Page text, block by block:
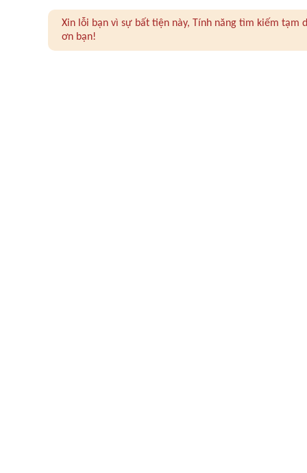
Xin lỗi bạn vì sự bất tiện này, Tính năng tìm kiếm
ơn bạn!